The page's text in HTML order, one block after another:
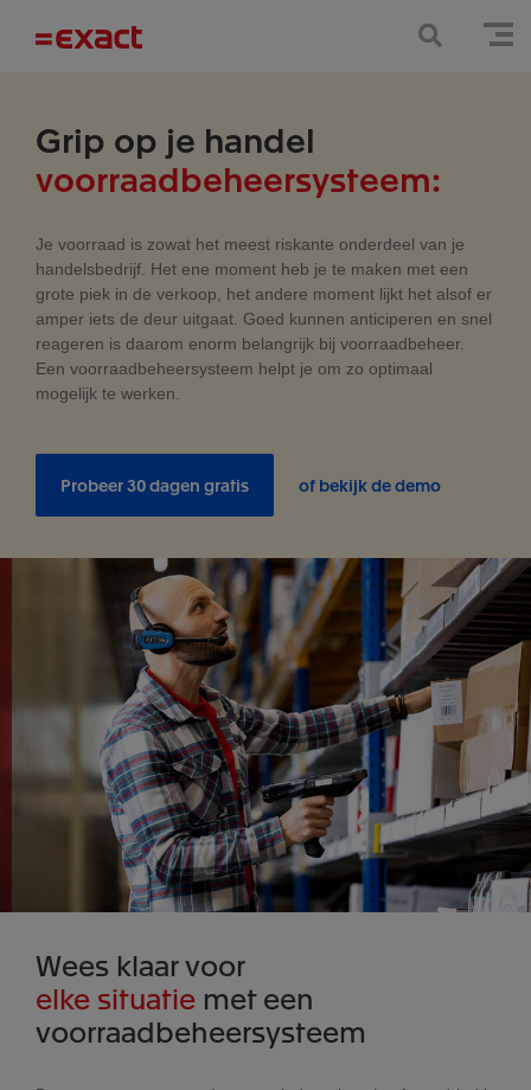
Grip op je handel
voorraadbeheersysteem:
Je voorraad is zowat het meest riskante onderdeel van je
handelsbedrijf. Het ene moment heb je te maken met een
grote piek in de verkoop, het andere moment lijkt het alsof er
amper iets de deur uitgaat. Goed kunnen anticiperen en snel
reageren is daarom enorm belangrijk bij voorraadbeheer.
Een voorraadbeheersysteem helpt je om zo optimaal
mogelijk te werken.
Probeer 30 dagen gratis of bekijk de demo
Wees klaar voor
elke situatie met een
voorraadbeheersysteem